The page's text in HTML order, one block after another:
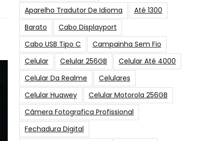
Aparelho Tradutor De Idioma
Até 1300
Barato
Cabo Displayport
Cabo USB Tipo C
Campainha Sem Fio
Celular
Celular 256GB
Celular Até 4000
Celular Da Realme
Celulares
Celular Huawey
Celular Motorola 256GB
Câmera Fotografica Profissional
Fechadura Digital